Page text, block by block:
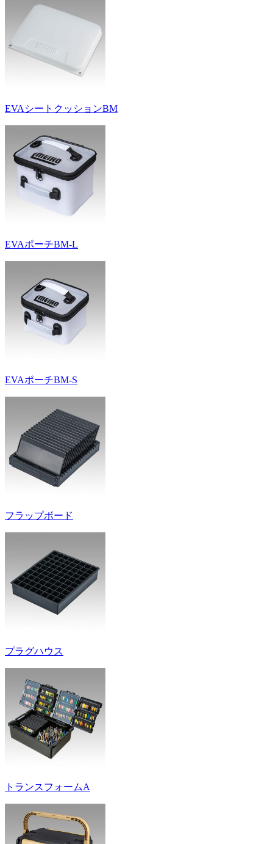
EVAシートクッションBM
EVAポーチBM-L
EVAポーチBM-S
フラップボード
プラグハウス
トランスフォームA